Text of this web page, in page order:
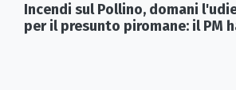
Incendi sul Pollino, domani
per il presunto piromane: il PM